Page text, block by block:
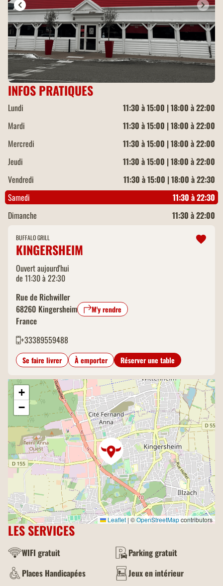
INFOS PRATIQUES
Lundi
11:30 à 15:00 | 18:00 à 22:00
Mardi
11:30 à 15:00 | 18:00 à 22:00
Mercredi
11:30 à 15:00 | 18:00 à 22:00
Jeudi
11:30 à 15:00 | 18:00 à 22:00
Vendredi
11:30 à 15:00 | 18:00 à 22:30
Samedi
11:30 à 22:30
Dimanche
11:30 à 22:00
BUFFALO GRILL
KINGERSHEIM
Ouvert aujourd'hui
de 11:30 à 22:30
Rue de Richwiller
68260 Kingersheim
France
M'y rendre
+33389559488
Se faire livrer À emporter Réserver une table
+
−
Leaflet |©OpenStreetMapcontributors
LES SERVICES
WIFI gratuit
Parking gratuit
Places Handicapées
Jeux en intérieur